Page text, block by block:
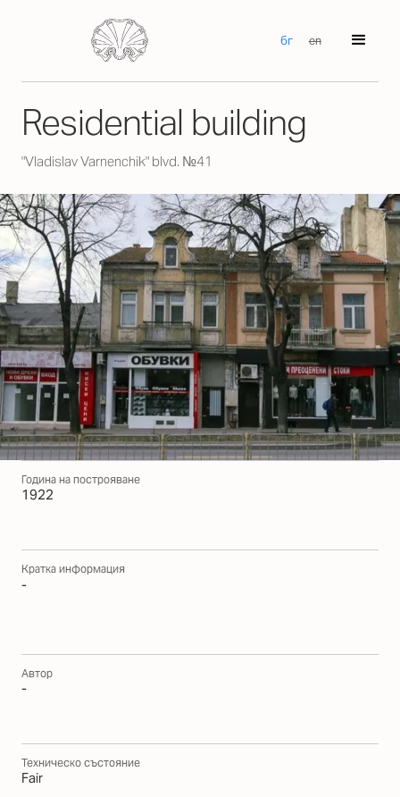
бг en
Residential building
"Vladislav Varnenchik" blvd. №41
Година на построяване
1922
Кратка информация
-
Автор
-
Техническо състояние
Fair